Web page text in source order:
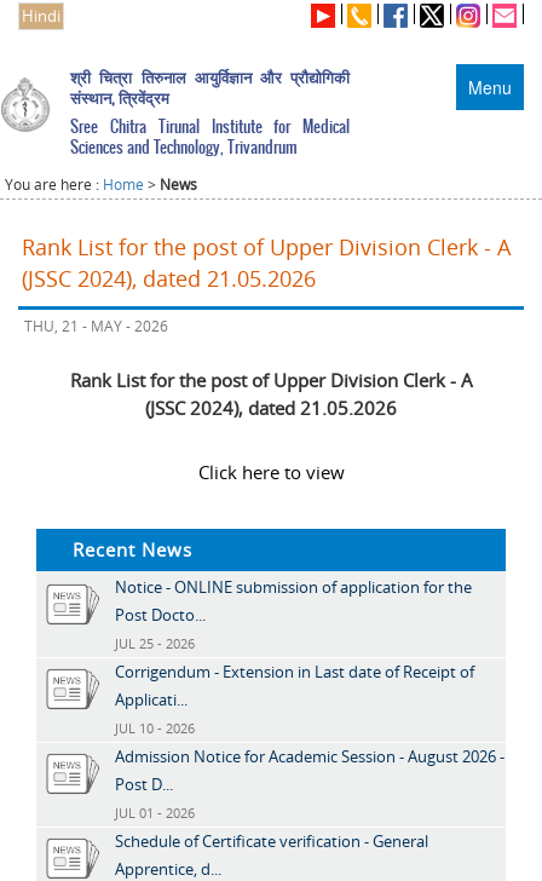
Hindi
Menu
श्री चित्रा तिरुनाल आयुर्विज्ञान और प्रौद्योगिकी
संस्थान, त्रिवेंद्रम
Sree Chitra Tirunal Institute for Medical
Sciences and Technology, Trivandrum
You are here : Home > News
Rank List for the post of Upper Division Clerk - A
(JSSC 2024), dated 21.05.2026
THU, 21 - MAY - 2026
Rank List for the post of Upper Division Clerk - A
(JSSC 2024), dated 21.05.2026
Click here to view
Recent News
Notice - ONLINE submission of application for the
Post Docto...
JUL 25 - 2026
Corrigendum - Extension in Last date of Receipt of
Applicati...
JUL 10 - 2026
Admission Notice for Academic Session - August 2026 -
Post D...
JUL 01 - 2026
Schedule of Certificate verification - General
Apprentice, d...